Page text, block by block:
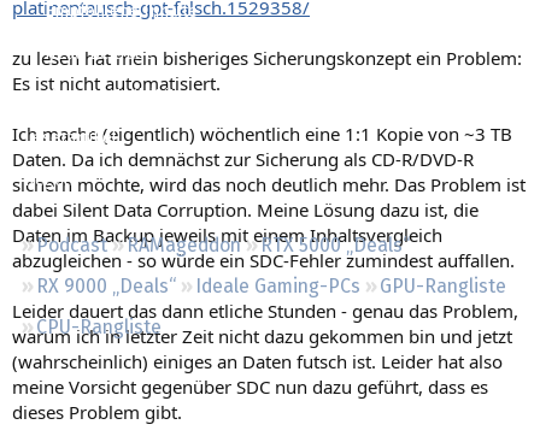
Empfohlene Inhalte
Neue Beiträge
Neueste Aktivitäten
Leserartikel
Regeln
Podcast RAMageddon
RTX 5000 „Deals“
RX 9000 „Deals“
Ideale Gaming-PCs
GPU-Rangliste
CPU-Rangliste
platinentausch-gpt-falsch.1529358/
zu lesen hat mein bisheriges Sicherungskonzept ein Problem:
Es ist nicht automatisiert.
Ich mache (eigentlich) wöchentlich eine 1:1 Kopie von ~3 TB
Daten. Da ich demnächst zur Sicherung als CD-R/DVD-R
sichern möchte, wird das noch deutlich mehr. Das Problem ist
dabei Silent Data Corruption. Meine Lösung dazu ist, die
Daten im Backup jeweils mit einem Inhaltsvergleich
abzugleichen - so würde ein SDC-Fehler zumindest auffallen.
Leider dauert das dann etliche Stunden - genau das Problem,
warum ich in letzter Zeit nicht dazu gekommen bin und jetzt
(wahrscheinlich) einiges an Daten futsch ist. Leider hat also
meine Vorsicht gegenüber SDC nun dazu geführt, dass es
dieses Problem gibt.